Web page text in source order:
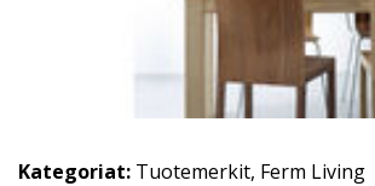
Kategoriat: Tuotemerkit, Ferm Living